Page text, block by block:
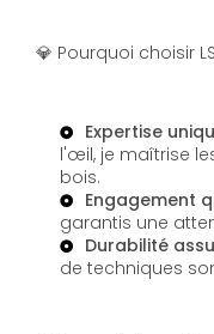
💎 Pourquoi choisir LS
Expertise
l'œil, je maîtrise
bois.
Engagement
garantis une
Durabilité
de techniques